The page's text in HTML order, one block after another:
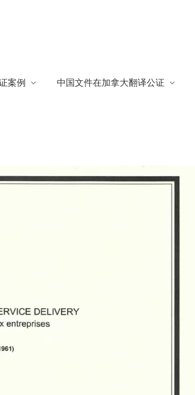
案例 中国文件在加拿大翻译公证